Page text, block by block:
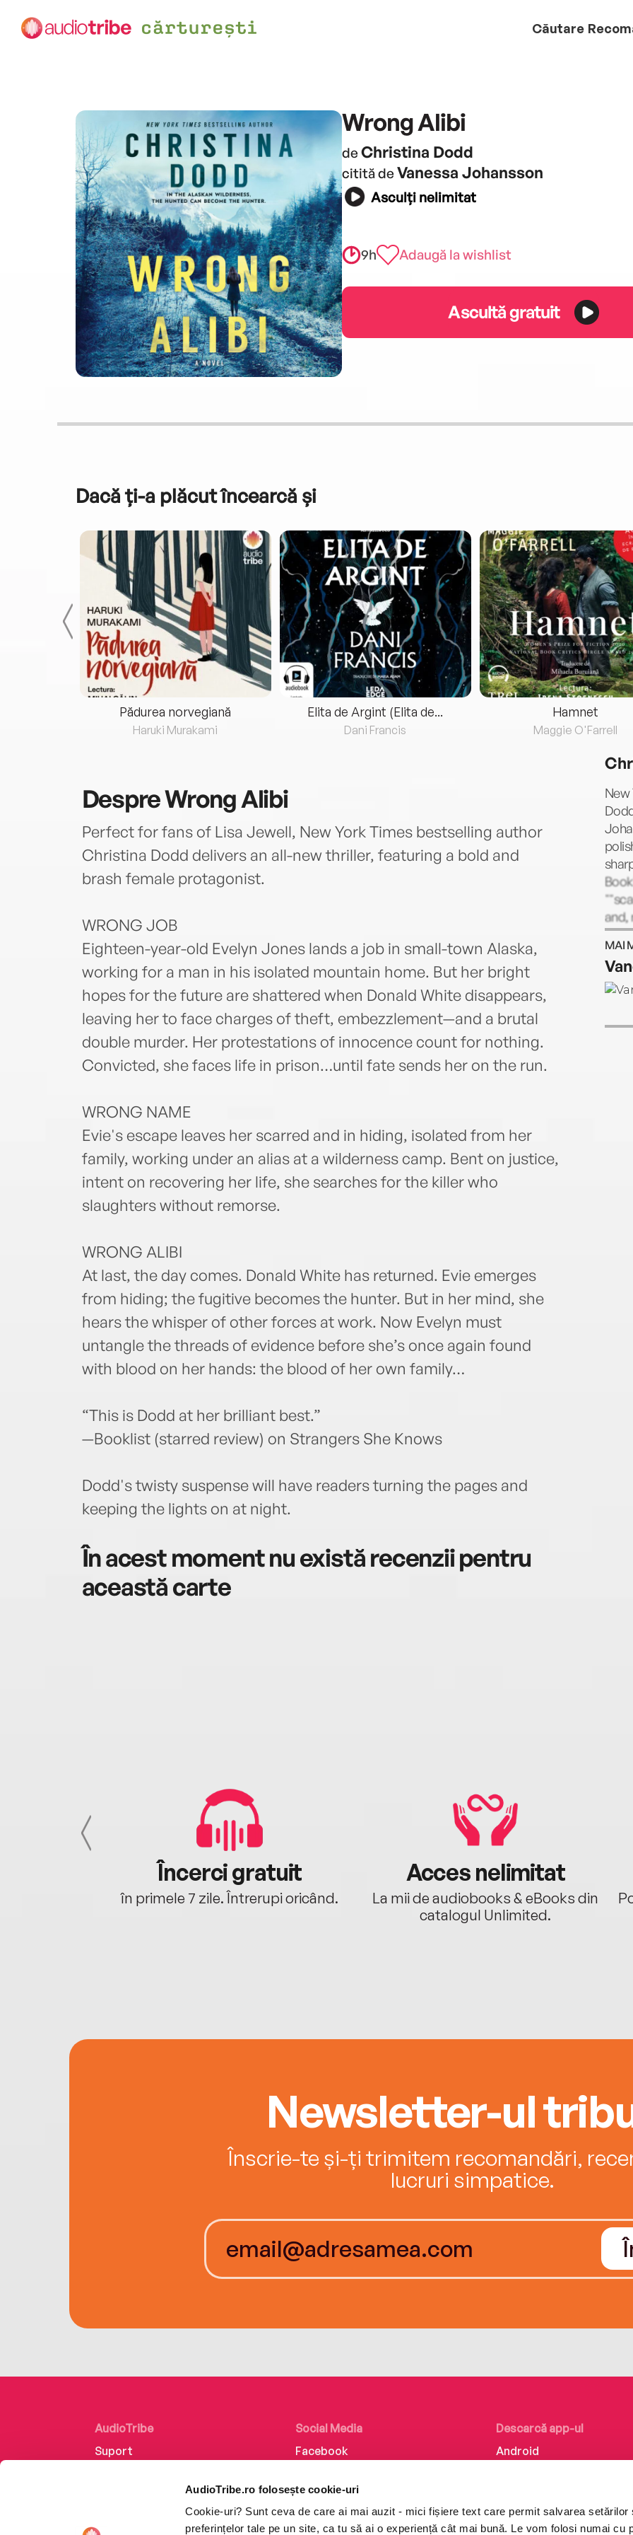
AudioTribe.ro folosește cookie-uri
Cookie-uri? Sunt ceva de care ai mai auzit - mici fișiere text care permit salvarea setărilor
preferințelor tale pe un site, ca tu să ai o experiență cât mai bună. Le vom folosi numai cu
Căutare
Wrong Alibi
de Christina Dodd
citită de Vanessa Johansson
Asculți nelimitat
9h Adaugă la wishlist
Ascultă gratuit
Dacă ți-a plăcut încearcă și
Pădurea norvegiană
Haruki Murakami
Elita de Argint (Elita de...
Dani Francis
Hamnet
Maggie O'Farrell
DespreWrong Alibi
Perfect for fans of Lisa Jewell, New York Times bestselling author
Christina Dodd delivers an all-new thriller, featuring a bold and
brash female protagonist.
WRONG JOB
Eighteen-year-old Evelyn Jones lands a job in small-town Alaska,
working for a man in his isolated mountain home. But her bright
hopes for the future are shattered when Donald White disappears,
leaving her to face charges of theft, embezzlement—and a brutal
double murder. Her protestations of innocence count for nothing.
Convicted, she faces life in prison…until fate sends her on the run.
WRONG NAME
Evie's escape leaves her scarred and in hiding, isolated from her
family, working under an alias at a wilderness camp. Bent on justice,
intent on recovering her life, she searches for the killer who
slaughters without remorse.
WRONG ALIBI
At last, the day comes. Donald White has returned. Evie emerges
from hiding; the fugitive becomes the hunter. But in her mind, she
hears the whisper of other forces at work. Now Evelyn must
untangle the threads of evidence before she’s once again found
with blood on her hands: the blood of her own family…
“This is Dodd at her brilliant best.”
—Booklist (starred review) on Strangers She Knows
Dodd's twisty suspense will have readers turning the pages and
keeping the lights on at night.
În acest moment nu există recenzii pentru
această carte
New
and,
MAI
Încerci gratuit
în primele 7 zile. Întrerupi oricând.
Acces nelimitat
La mii de audiobooks & eBooks din
catalogul Unlimited.
Newsletter-ul
Înscrie-te și-ți trimitem recomandări,
lucruri simpatice.
AudioTribe
Suport
Social Media
Facebook
Instagram
TikTok
Descarcă app-ul
Android